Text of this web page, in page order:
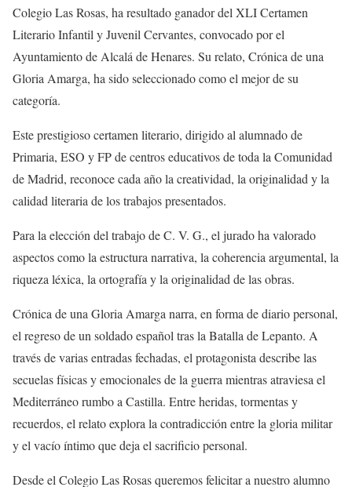
Colegio Las Rosas, ha resultado ganador del XLI Certamen
Literario Infantil y Juvenil Cervantes, convocado por el
Ayuntamiento de Alcalá de Henares. Su relato, Crónica de una
Gloria Amarga, ha sido seleccionado como el mejor de su
categoría.
Este prestigioso certamen literario, dirigido al alumnado de
Primaria, ESO y FP de centros educativos de toda la Comunidad
de Madrid, reconoce cada año la creatividad, la originalidad y la
calidad literaria de los trabajos presentados.
Para la elección del trabajo de C. V. G., el jurado ha valorado
aspectos como la estructura narrativa, la coherencia argumental, la
riqueza léxica, la ortografía y la originalidad de las obras.
Crónica de una Gloria Amarga narra, en forma de diario personal,
el regreso de un soldado español tras la Batalla de Lepanto. A
través de varias entradas fechadas, el protagonista describe las
secuelas físicas y emocionales de la guerra mientras atraviesa el
Mediterráneo rumbo a Castilla. Entre heridas, tormentas y
recuerdos, el relato explora la contradicción entre la gloria militar
y el vacío íntimo que deja el sacrificio personal.
Desde el Colegio Las Rosas queremos felicitar a nuestro alumno